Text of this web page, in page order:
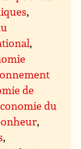
,
,
de
du
,
,